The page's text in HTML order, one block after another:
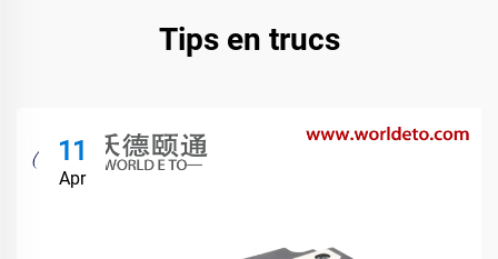
Tips en trucs
11
Apr